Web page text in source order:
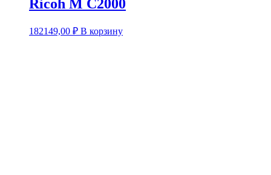
Ricoh M C2000
182149,00 ₽ В корзину